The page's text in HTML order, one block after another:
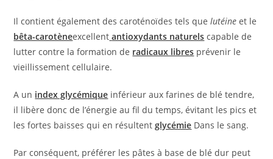
Il contient également des caroténoïdes tels quelutéine et le
bêta-carotèneexcellent antioxydants naturels capable de
lutter contre la formation de radicaux libres prévenir le
vieillissement cellulaire.
A un index glycémique inférieur aux farines de blé tendre,
il libère donc de l’énergie au fil du temps, évitant les pics et
les fortes baisses qui en résultentglycémie Dans le sang.
Par conséquent, préférer les pâtes à base de blé dur peut